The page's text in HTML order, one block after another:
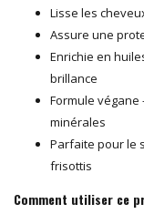
Lisse les
Assure une
Enrichie en
brillance
Formule
minérales
Parfaite pour le
frisottis
Comment utiliser ce